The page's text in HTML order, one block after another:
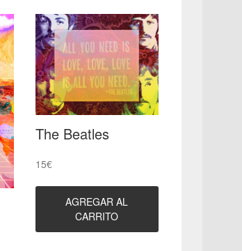
The Beatles
15€
AGREGAR AL
CARRITO